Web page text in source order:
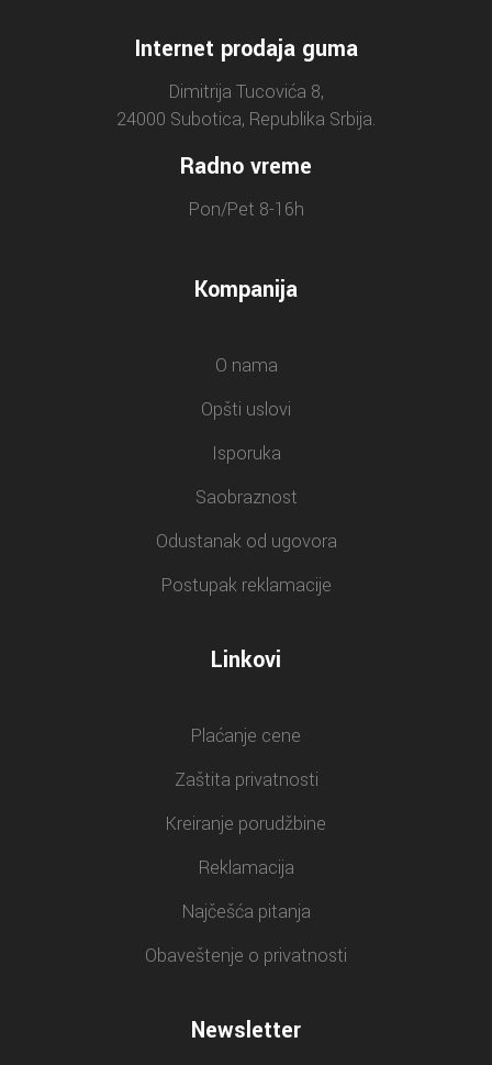
Internet prodaja guma
Dimitrija Tucovića 8,
24000 Subotica, Republika Srbija.
Radno vreme
Pon/Pet 8-16h
Kompanija
O nama
Opšti uslovi
Isporuka
Saobraznost
Odustanak od ugovora
Postupak reklamacije
Linkovi
Plaćanje cene
Zaštita privatnosti
Kreiranje porudžbine
Reklamacija
Najčešća pitanja
Obaveštenje o privatnosti
Newsletter